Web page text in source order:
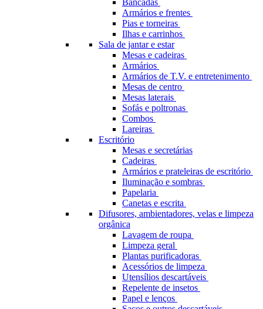
Bancadas
Armários e frentes
Pias e torneiras
Ilhas e carrinhos
Sala de jantar e estar
Mesas e cadeiras
Armários
Armários de T.V. e entretenimento
Mesas de centro
Mesas laterais
Sofás e poltronas
Combos
Lareiras
Escritório
Mesas e secretárias
Cadeiras
Armários e prateleiras de escritório
Iluminação e sombras
Papelaria
Canetas e escrita
Difusores, ambientadores, velas e limpeza
orgânica
Lavagem de roupa
Limpeza geral
Plantas purificadoras
Acessórios de limpeza
Utensílios descartáveis
Repelente de insetos
Papel e lenços